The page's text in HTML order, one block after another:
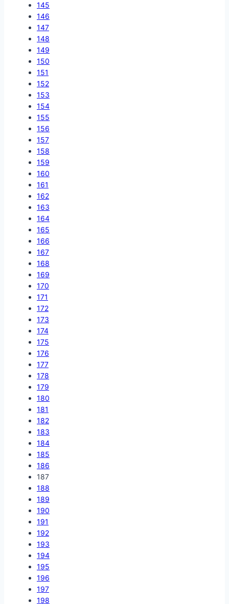
145
146
147
148
149
150
151
152
153
154
155
156
157
158
159
160
161
162
163
164
165
166
167
168
169
170
171
172
173
174
175
176
177
178
179
180
181
182
183
184
185
186
187
188
189
190
191
192
193
194
195
196
197
198